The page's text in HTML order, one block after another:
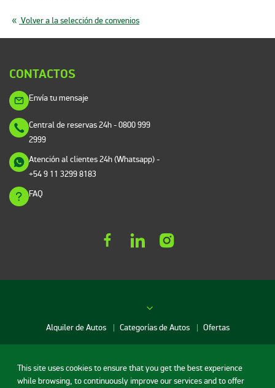
This site uses cookies to ensure that you get the best experience
while browsing, to continuously improve our services and to offer
Volver a la selección de convenios
CONTACTOS
Envía tu mensaje
Central de reservas 24h- 0800 999
2999
Atención al clientes 24h (Whatsapp)-
+54 9 11 3299 8183
FAQ
Alquiler de Autos Categorías de Autos Ofertas
Red de agencias